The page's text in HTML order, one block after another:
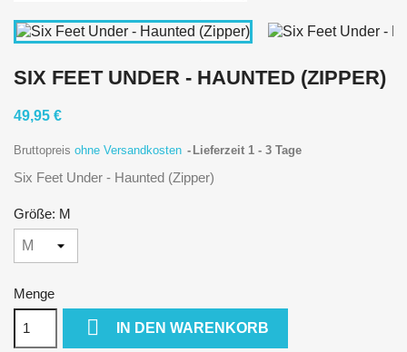
SIX FEET UNDER - HAUNTED (ZIPPER)
49,95 €
Bruttopreis ohne Versandkosten Lieferzeit 1 - 3 Tage
Six Feet Under - Haunted (Zipper)
Größe: M
Menge
 IN DEN WARENKORB